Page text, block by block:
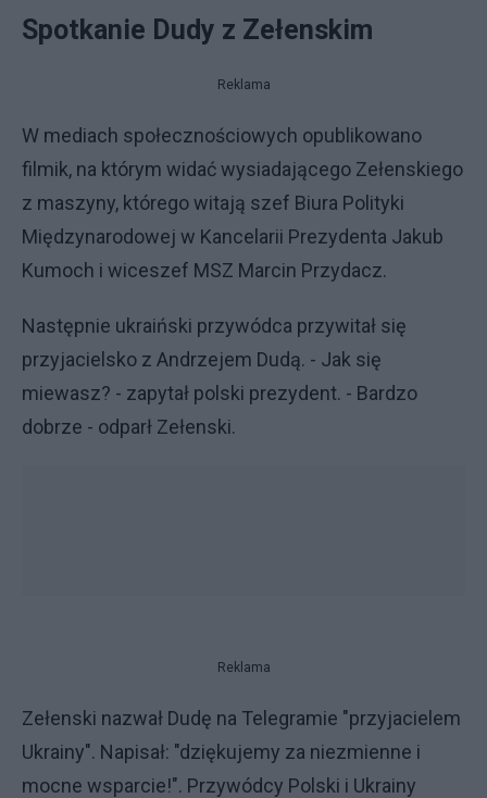
Spotkanie Dudy z Zełenskim
Reklama
W mediach społecznościowych opublikowano
filmik, na którym widać wysiadającego Zełenskiego
z maszyny, którego witają szef Biura Polityki
Międzynarodowej w Kancelarii Prezydenta Jakub
Kumoch i wiceszef MSZ Marcin Przydacz.
Następnie ukraiński przywódca przywitał się
przyjacielsko z Andrzejem Dudą. - Jak się
miewasz? - zapytał polski prezydent. - Bardzo
dobrze - odparł Zełenski.
Reklama
Zełenski nazwał Dudę na Telegramie "przyjacielem
Ukrainy". Napisał: "dziękujemy za niezmienne i
mocne wsparcie!". Przywódcy Polski i Ukrainy